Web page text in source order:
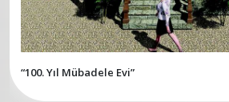
“100. Yıl Mübadele Evi”